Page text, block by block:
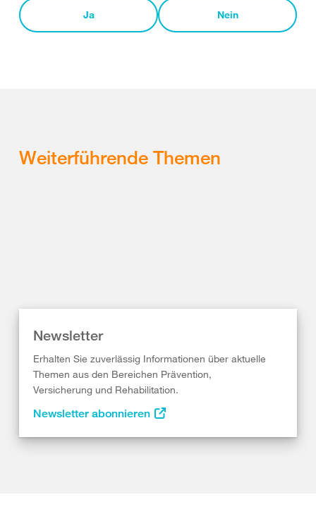
Ja Nein
Weiterführende Themen
Newsletter
Erhalten Sie zuverlässig Informationen über aktuelle
Themen aus den Bereichen Prävention,
Versicherung und Rehabilitation.
Newsletter abonnieren